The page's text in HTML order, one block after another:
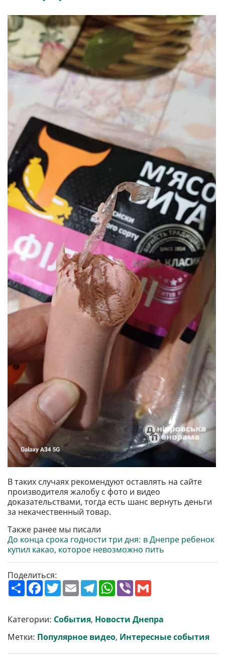
В таких случаях рекомендуют оставлять на сайте
производителя жалобу с фото и видео
доказательствами, тогда есть шанс вернуть деньги
за некачественный товар.
Также ранее мы писали
До конца срока годности три дня: в Днепре ребенок
купил какао, которое невозможно пить
Поделиться:
П
о
р
и
т
и
F
a
b
o
o
k
T
w
t
e
r
E
m
l
T
e
g
r
a
m
W
h
s
A
p
V
r l
Категории: События, Новости Днепра
Метки: Популярное видео, Интересные события